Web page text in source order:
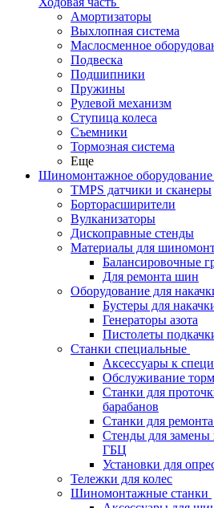
Амортизаторы
Выхлопная система
Маслосменное
Подвеска
Подшипники
Пружины
Рулевой механизм
Ступица колеса
Съемники
Тормозная система
Еще
Шиномонтажное оборудование
TMPS датчики и сканеры
Борторасширители
Вулканизаторы
Дископравные стенды
Материалы для
Балансировочные
Для ремонта шин
Оборудование для
Бустеры для
Генераторы азота
Пистолеты
Станки специальные
Аксессуары к
Обслуживание
Станки для
барабанов
Станки для
Стенды для
ГБЦ
Установки для
Тележки для колес
Шиномонтажные станки